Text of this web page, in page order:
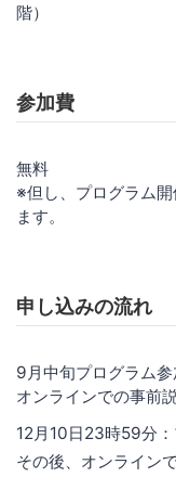
階）
参加費
無料
※但し、プログラム
ます。
申し込みの流れ
9月中旬プログラム
オンラインでの事前
12月10日23時59分
その後、オンライン